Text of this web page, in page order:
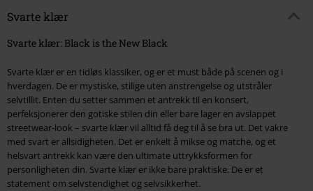
Svarte klær
Svarte klær: Black is the New Black
Svarte klær er en tidløs klassiker, og er et must både på scenen og i
hverdagen. De er mystiske, stilige uten anstrengelse og utstråler
selvtillit. Enten du setter sammen et antrekk til en konsert,
perfeksjonerer den gotiske stilen din eller bare lager en avslappet
streetwear-look – svarte klær vil alltid få deg til å se bra ut. Det vakre
med svart er allsidigheten. Det er enkelt å mikse og matche, og et
helsvart antrekk kan være den ultimate uttrykksformen for
personligheten din. Svarte klær er ikke bare praktiske. De er et
statement om selvstendighet og selvsikkerhet.